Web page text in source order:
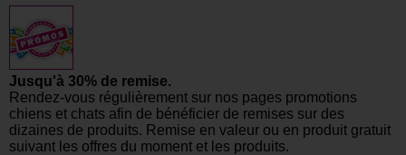
Jusqu'à 30% de remise.
Rendez-vous régulièrement sur nos pages promotions
chiens et chats afin de bénéficier de remises sur des
dizaines de produits. Remise en valeur ou en produit gratuit
suivant les offres du moment et les produits.